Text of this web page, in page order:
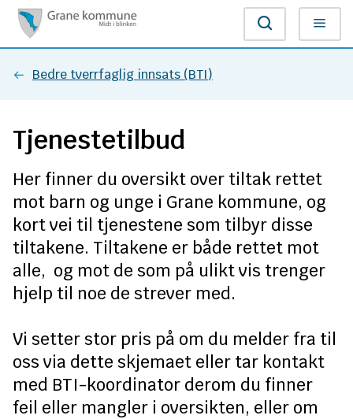
r
a
n
e
k
o
m
m
u
n
e
Søk Meny
Du
her:
Bedre tverrfaglig innsats (BTI)
Tjenestetilbud
Her finner du oversikt over tiltak rettet
mot barn og unge i Grane kommune, og
kort vei til tjenestene som tilbyr disse
tiltakene. Tiltakene er både rettet mot
alle, og mot de som på ulikt vis trenger
hjelp til noe de strever med.
Vi setter stor pris på om du melder fra til
oss via dette skjemaet eller tar kontakt
med BTI-koordinator derom du finner
feil eller mangler i oversikten, eller om